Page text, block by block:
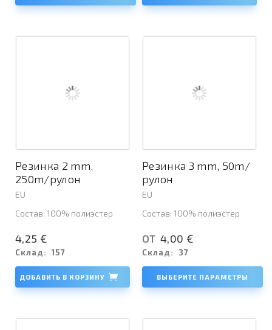
Резинка 2 mm,
250m/рулон
EU
Состав: 100% полиэстер
4,25 €
Склад: 157
ДОБАВИТЬ В КОРЗИНУ
Резинка 3 mm, 50m/
рулон
EU
Состав: 100% полиэстер
ОТ 4,00 €
Склад: 37
ВЫБЕРИТЕ ПАРАМЕТРЫ